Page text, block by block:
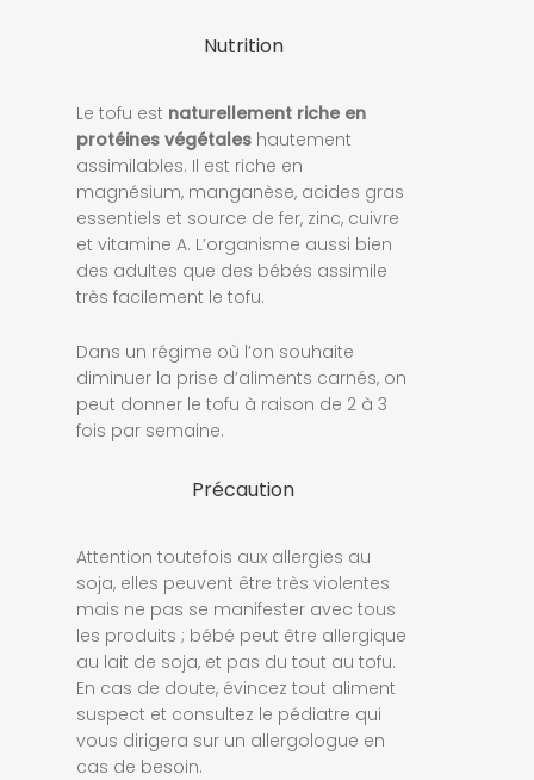
Nutrition
Le tofu est naturellement riche en
protéines végétales hautement
assimilables. Il est riche en
magnésium, manganèse, acides gras
essentiels et source de fer, zinc, cuivre
et vitamine A. L’organisme aussi bien
des adultes que des bébés assimile
très facilement le tofu.
Dans un régime où l’on souhaite
diminuer la prise d’aliments carnés, on
peut donner le tofu à raison de 2 à 3
fois par semaine.
Précaution
Attention toutefois aux allergies au
soja, elles peuvent être très violentes
mais ne pas se manifester avec tous
les produits ; bébé peut être allergique
au lait de soja, et pas du tout au tofu.
En cas de doute, évincez tout aliment
suspect et consultez le pédiatre qui
vous dirigera sur un allergologue en
cas de besoin.